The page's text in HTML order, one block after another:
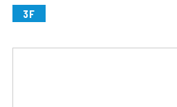
ショップガイド
3F